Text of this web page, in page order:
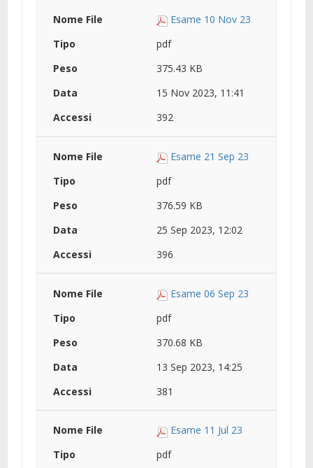
Esame 10 Nov 23
pdf
375.43 KB
15 Nov 2023, 11:41
392
Esame 21 Sep 23
pdf
376.59 KB
25 Sep 2023, 12:02
396
Esame 06 Sep 23
pdf
370.68 KB
13 Sep 2023, 14:25
381
Esame 11 Jul 23
pdf